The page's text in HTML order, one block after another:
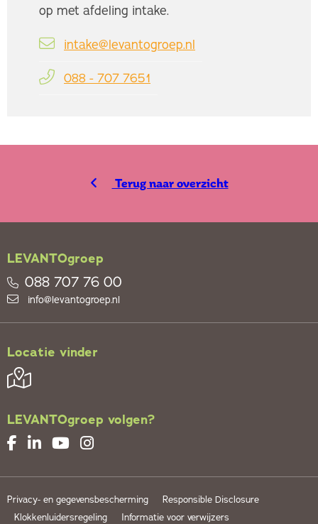
op met afdeling intake.
intake@levantogroep.nl
088 - 707 7651
Terug naar overzicht
LEVANTOgroep
088 707 76 00
info@levantogroep.nl
Locatie vinder
LEVANTOgroep volgen?
Privacy- en gegevensbescherming
Responsible Disclosure
Klokkenluidersregeling
Informatie voor verwijzers